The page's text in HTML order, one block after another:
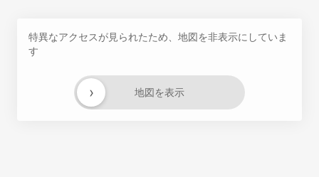
特異なアクセスが見られたため、地図を非表示にしていま
す
地図を表示
›